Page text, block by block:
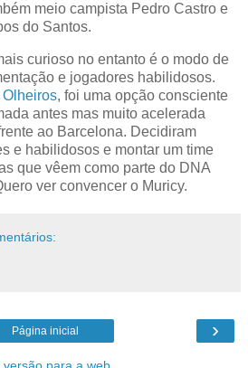
meio campista Pedro Castro e
do Santos.
curioso no entanto é o modo de
e jogadores habilidosos.
Olheiros, foi uma opção consciente
antes mas muito acelerada
ao Barcelona. Decidiram
e habilidosos e montar um time
que vêem como parte do DNA
ver convencer o Muricy.
›
Página inicial